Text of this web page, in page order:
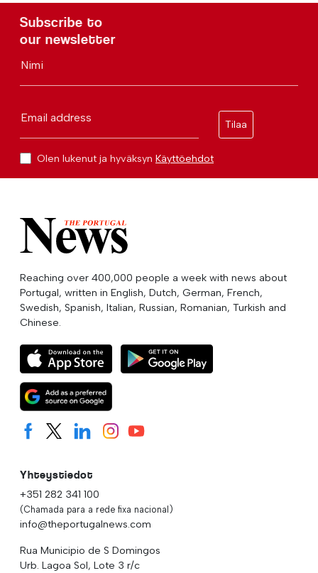
Subscribe to
our newsletter
Nimi
Email address
Tilaa
Olen lukenut ja hyväksyn Käyttöehdot
Reaching over 400,000 people a week with news about
Portugal, written in English, Dutch, German, French,
Swedish, Spanish, Italian, Russian, Romanian, Turkish and
Chinese.
Yhteystiedot
+351 282 341 100
(Chamada para a rede fixa nacional)
info@theportugalnews.com
Rua Municipio de S Domingos
Urb. Lagoa Sol, Lote 3 r/c